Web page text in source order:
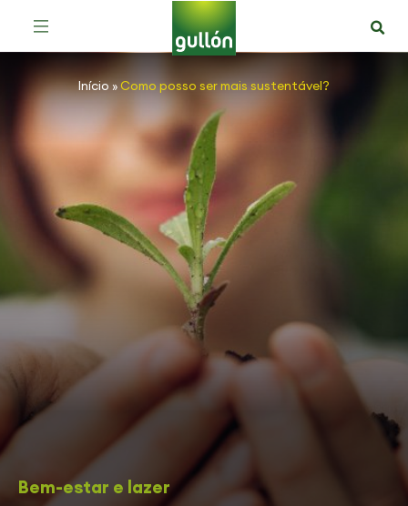
Início»Como posso ser mais sustentável?
Bem-estar e lazer